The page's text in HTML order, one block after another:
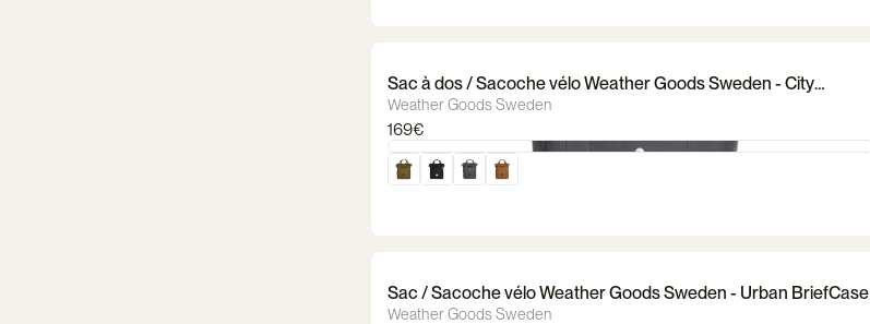
Sac à dos / Sacoche vélo Weather Goods Sweden - City
BikePack XL
Weather Goods Sweden
169€
Sac / Sacoche vélo Weather Goods Sweden - Urban BriefCase
Weather Goods Sweden